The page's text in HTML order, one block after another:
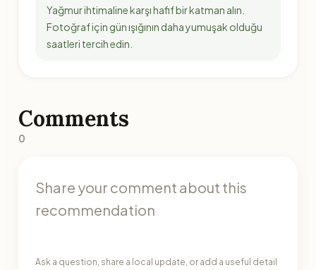
Yağmur ihtimaline karşı hafif bir katman alın.
Fotoğraf için gün ışığının daha yumuşak olduğu
saatleri tercih edin.
Comments
0
Ask a question, share a local update, or add a useful detail